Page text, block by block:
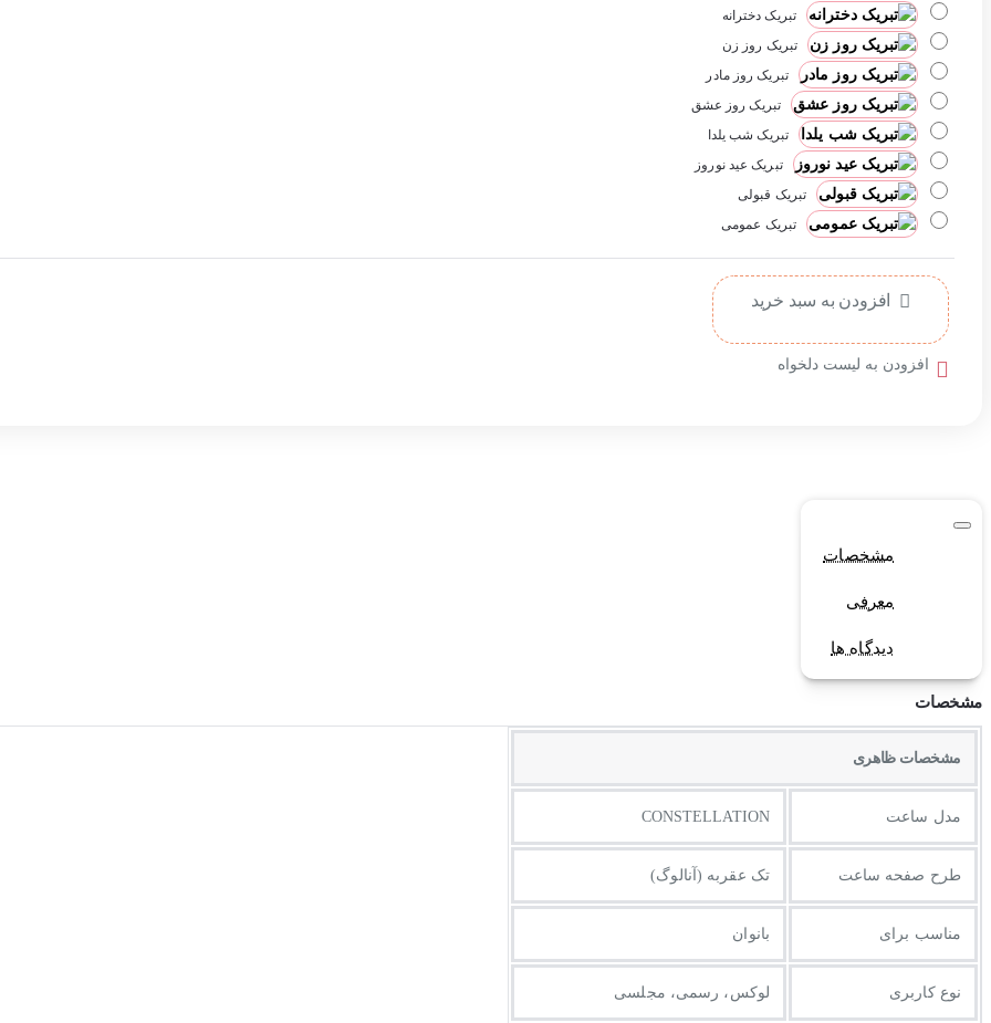
تبریک دخترانه
تبریک روز زن
تبریک روز مادر
تبریک روز عشق
تبریک شب یلدا
تبریک عید نوروز
تبریک قبولی
تبریک عمومی
افزودن به سبد خرید
افزودن به لیست دلخواه
مشخصات
معرفی
دیدگاه ها
مشخصات
مشخصات ظاهری
مدل ساعت CONSTELLATION
طرح صفحه ساعت تک عقربه (آنالوگ)
مناسب برای بانوان
نوع کاربری لوکس، رسمی، مجلسی